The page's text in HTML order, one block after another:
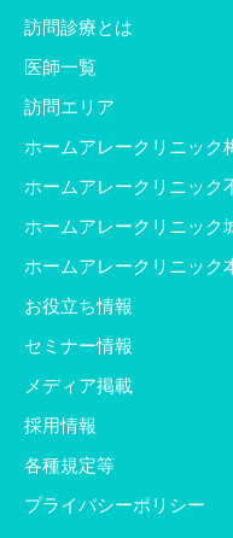
訪問診療とは
医師一覧
訪問エリア
ホームアレークリニック
ホームアレークリニック
ホームアレークリニック
ホームアレークリニック
お役立ち情報
セミナー情報
メディア掲載
採用情報
各種規定等
プライバシーポリシー